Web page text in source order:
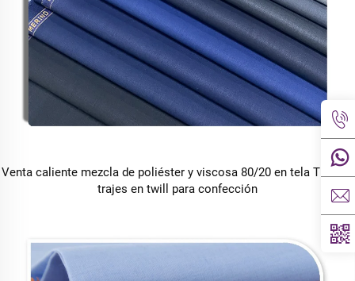
Venta caliente mezcla de poliéster y viscosa 80/20 en tela TR para
trajes en twill para confección